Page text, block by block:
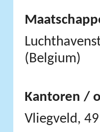
(Belgium)
Kantoren /
Vliegveld,